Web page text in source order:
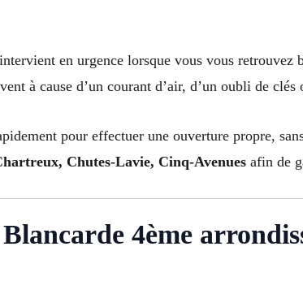
intervient en urgence lorsque vous vous retrouvez
à cause d’un courant d’air, d’un oubli de
pour effectuer une ouverture propre,
Chutes-Lavie, Cinq-Avenues afin de
4ème